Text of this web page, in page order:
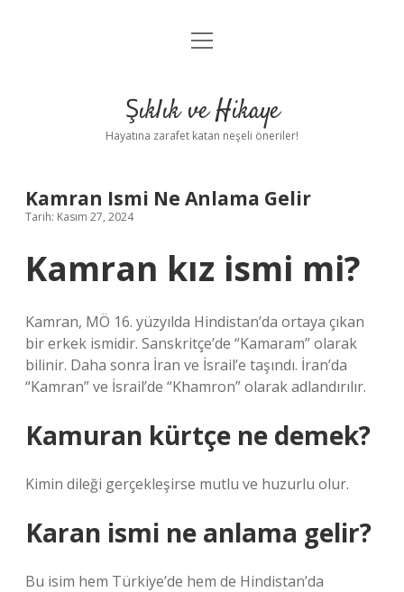
Anasayfa
Yasal Uyarı
menüyü
Şıklık ve Hikaye
Hayatına zarafet katan neşeli öneriler!
Kamran Ismi Ne Anlama Gelir
Tarih: Kasım 27, 2024
Kamran kız ismi mi?
Kamran, MÖ 16. yüzyılda Hindistan’da ortaya çıkan
bir erkek ismidir. Sanskritçe’de “Kamaram” olarak
bilinir. Daha sonra İran ve İsrail’e taşındı. İran’da
“Kamran” ve İsrail’de “Khamron” olarak adlandırılır.
Kamuran kürtçe ne demek?
Kimin dileği gerçekleşirse mutlu ve huzurlu olur.
Karan ismi ne anlama gelir?
Bu isim hem Türkiye’de hem de Hindistan’da